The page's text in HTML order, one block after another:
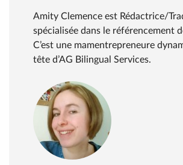
Amity Clemence est Rédactrice/
spécialisée dans le référencement
C’est une mamentrepreneure
tête d’AG Bilingual Services.